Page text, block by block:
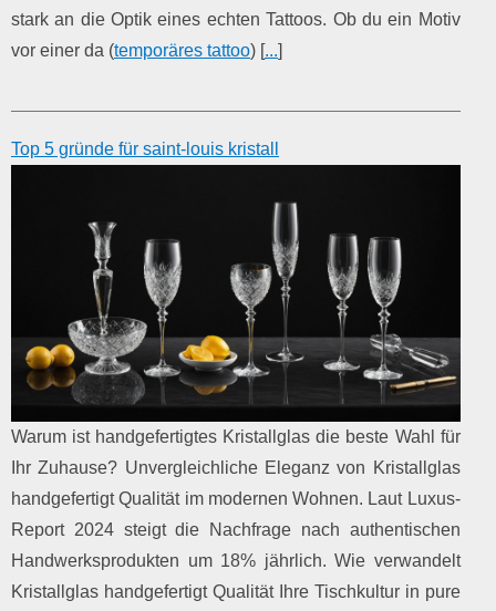
stark an die Optik eines echten Tattoos. Ob du ein Motiv
vor einer da (temporäres tattoo) [...]
Top 5 gründe für saint-louis kristall
Warum ist handgefertigtes Kristallglas die beste Wahl für
Ihr Zuhause? Unvergleichliche Eleganz von Kristallglas
handgefertigt Qualität im modernen Wohnen. Laut Luxus-
Report 2024 steigt die Nachfrage nach authentischen
Handwerksprodukten um 18% jährlich. Wie verwandelt
Kristallglas handgefertigt Qualität Ihre Tischkultur in pure